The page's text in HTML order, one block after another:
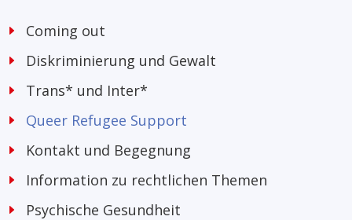
Coming out
Diskriminierung und Gewalt
Trans* und Inter*
Queer Refugee Support
Kontakt und Begegnung
Information zu rechtlichen Themen
Psychische Gesundheit